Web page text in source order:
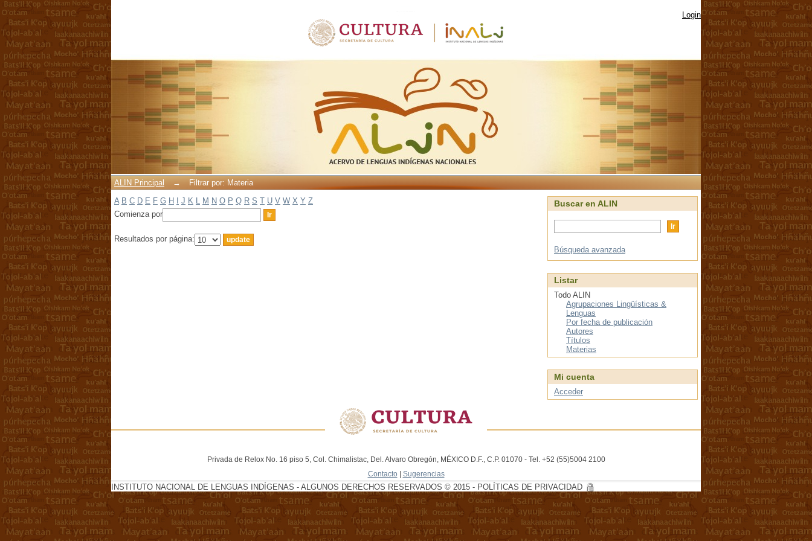
Login
ALIN Principal →
Filtrar por: Materia
A B C D E F G H J K L M N O P Q R S T U V W X Y Z
Comienza por
Resultados por página:
Buscar en ALIN
Búsqueda avanzada
Listar
Todo ALIN
Agrupaciones Lingüísticas &
Lenguas
Por fecha de publicación
Autores
Títulos
Materias
Mi cuenta
Acceder
Privada de Relox No. 16 piso 5, Col. Chimalistac, Del. Alvaro Obregón, MÉXICO D.F., C.P. 01070 - Tel. +52 (55)5004 2100
Contacto | Sugerencias
INSTITUTO NACIONAL DE LENGUAS INDÍGENAS - ALGUNOS DERECHOS RESERVADOS © 2015 - POLÍTICAS DE PRIVACIDAD